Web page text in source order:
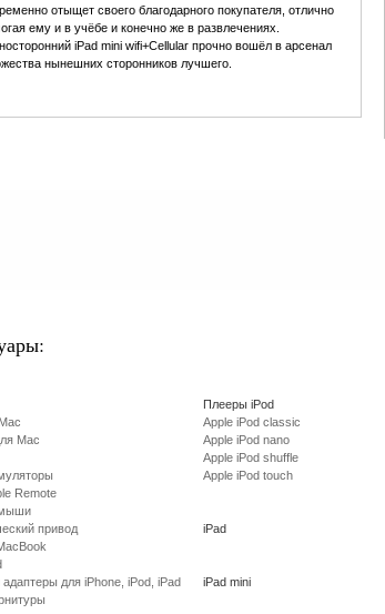
отыщет своего благодарного покупателя, отлично
ему и в учёбе и конечно же в развлечениях.
iPad mini wifi+Cellular прочно вошёл в арсенал
нынешних сторонников лучшего.
Mac
Remote
мыши
привод
для iPhone, iPod, iPad
Плееры iPod
Apple iPod classic
Apple iPod nano
Apple iPod shuffle
Apple iPod touch
iPad
iPad mini